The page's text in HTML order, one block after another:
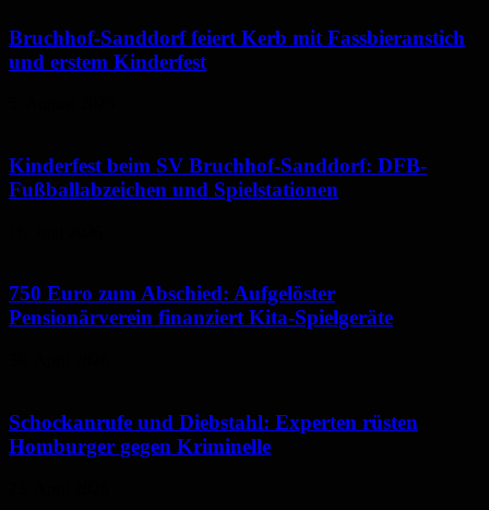
Bruchhof-Sanddorf feiert Kerb mit Fassbieranstich
und erstem Kinderfest
Kinderfest beim SV Bruchhof-Sanddorf: DFB-
Fußballabzeichen und Spielstationen
750 Euro zum Abschied: Aufgelöster
Pensionärverein finanziert Kita-Spielgeräte
Schockanrufe und Diebstahl: Experten rüsten
Homburger gegen Kriminelle